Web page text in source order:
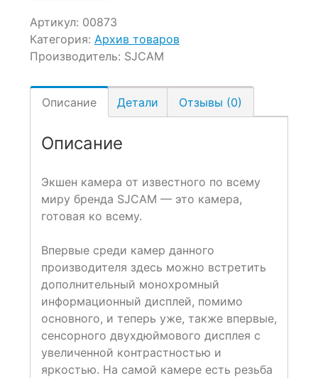
Артикул: 00873
Категория: Архив товаров
Производитель: SJCAM
Описание Детали Отзывы (0)
Описание
Экшен камера от известного по всему
миру бренда SJCAM — это камера,
готовая ко всему.
Впервые среди камер данного
производителя здесь можно встретить
дополнительный монохромный
информационный дисплей, помимо
основного, и теперь уже, также впервые,
сенсорного двухдюймового дисплея с
увеличенной контрастностью и
яркостью. На самой камере есть резьба